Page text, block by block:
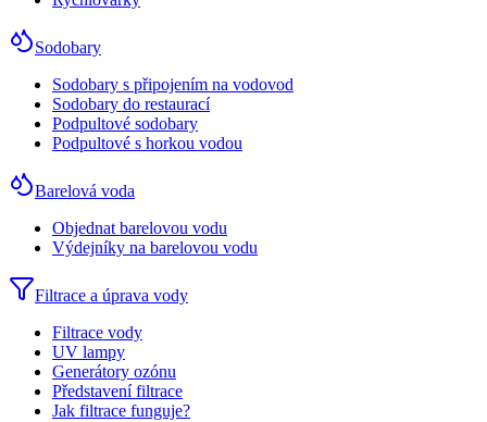
Sodobary
Sodobary s připojením na vodovod
Sodobary do restaurací
Podpultové sodobary
Podpultové s horkou vodou
Barelová voda
Objednat barelovou vodu
Výdejníky na barelovou vodu
Filtrace a úprava vody
Filtrace vody
UV lampy
Generátory ozónu
Představení filtrace
Jak filtrace funguje?